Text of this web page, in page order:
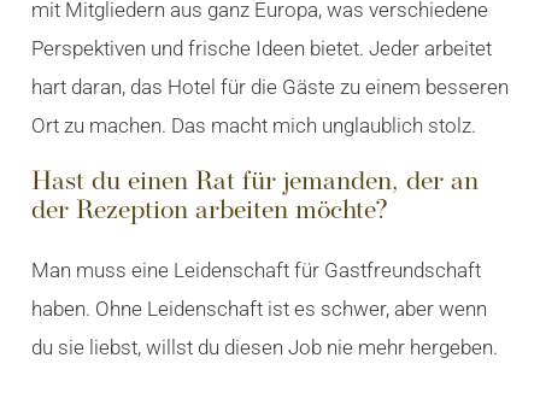
mit Mitgliedern aus ganz Europa, was verschiedene
Perspektiven und frische Ideen bietet. Jeder arbeitet
hart daran, das Hotel für die Gäste zu einem besseren
Ort zu machen. Das macht mich unglaublich stolz.
Hast du einen Rat für jemanden, der an
der Rezeption arbeiten möchte?
Man muss eine Leidenschaft für Gastfreundschaft
haben. Ohne Leidenschaft ist es schwer, aber wenn
du sie liebst, willst du diesen Job nie mehr hergeben.